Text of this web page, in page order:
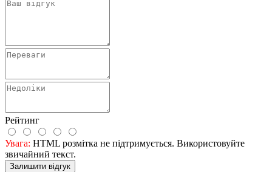
Рейтинг
Увага: HTML розмітка не підтримується. Використовуйте
звичайний текст.
Залишити відгук